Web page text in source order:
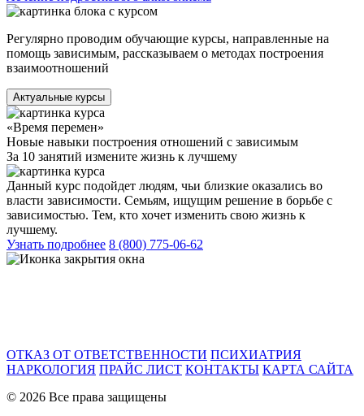
Регулярно проводим обучающие курсы, направленные на
помощь зависимым, рассказываем о методах построения
взаимоотношений
Актуальные курсы
«Время перемен»
Новые навыки построения отношений с зависимым
За 10 занятий измените жизнь к лучшему
Данный курс подойдет людям, чьи близкие оказались во
власти зависимости. Семьям, ищущим решение в борьбе с
зависимостью. Тем, кто хочет изменить свою жизнь к
лучшему.
Узнать подробнее 8 (800) 775-06-62
ОТКАЗ ОТ ОТВЕТСТВЕННОСТИ ПСИХИАТРИЯ
НАРКОЛОГИЯ ПРАЙС ЛИСТ КОНТАКТЫ КАРТА САЙТА
© 2026 Все права защищены